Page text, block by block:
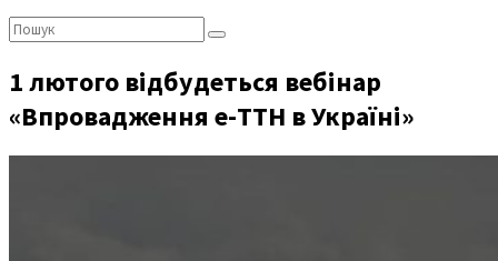
Пошук:
1 лютого відбудеться вебінар
«Впровадження е-ТТН в Україні»